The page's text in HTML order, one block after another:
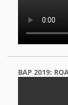
BAP 2019: